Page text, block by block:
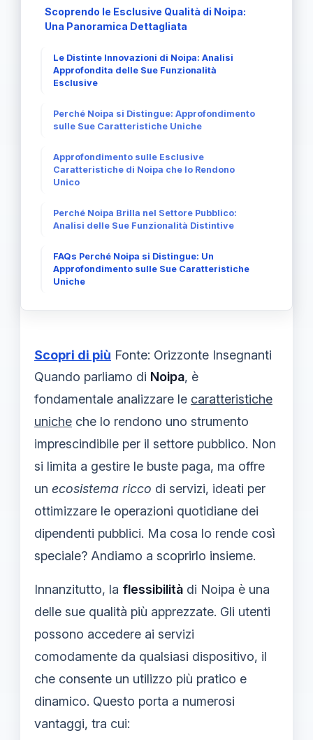
Scoprendo le Esclusive Qualità di Noipa:
Una Panoramica Dettagliata
Le Distinte Innovazioni di Noipa: Analisi
Approfondita delle Sue Funzionalità
Esclusive
Perché Noipa si Distingue: Approfondimento
sulle Sue Caratteristiche Uniche
Approfondimento sulle Esclusive
Caratteristiche di Noipa che lo Rendono
Unico
Perché Noipa Brilla nel Settore Pubblico:
Analisi delle Sue Funzionalità Distintive
FAQs Perché Noipa si Distingue: Un
Approfondimento sulle Sue Caratteristiche
Uniche
Scopri di più Fonte: Orizzonte Insegnanti
Quando parliamo di Noipa, è
fondamentale analizzare le caratteristiche
uniche che lo rendono uno strumento
imprescindibile per il settore pubblico. Non
si limita a gestire le buste paga, ma offre
un ecosistema ricco di servizi, ideati per
ottimizzare le operazioni quotidiane dei
dipendenti pubblici. Ma cosa lo rende così
speciale? Andiamo a scoprirlo insieme.
Innanzitutto, la flessibilità di Noipa è una
delle sue qualità più apprezzate. Gli utenti
possono accedere ai servizi
comodamente da qualsiasi dispositivo, il
che consente un utilizzo più pratico e
dinamico. Questo porta a numerosi
vantaggi, tra cui: